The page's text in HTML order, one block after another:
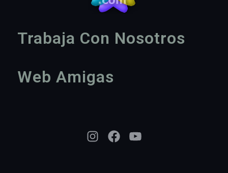
Trabaja Con Nosotros
Web Amigas
InstagramFacebookYouTube